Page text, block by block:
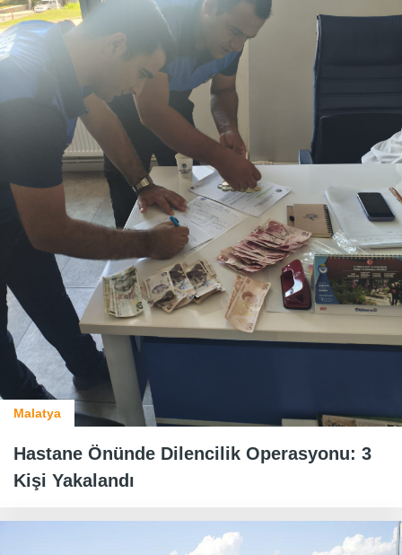
Malatya
Hastane Önünde Dilencilik Operasyonu: 3
Kişi Yakalandı